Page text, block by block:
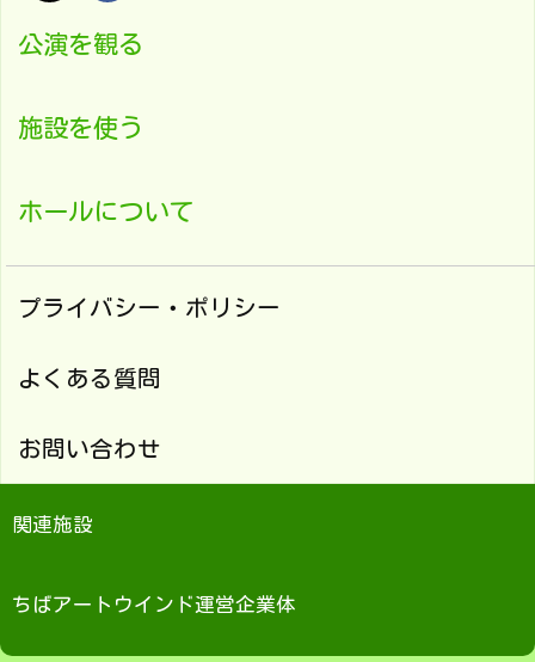
公演を観る
施設を使う
ホールについて
プライバシー・ポリシー
よくある質問
お問い合わせ
関連施設
ちばアートウインド運営企業体